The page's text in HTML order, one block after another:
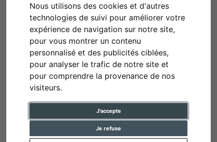
Nous utilisons des cookies et d'autres
technologies de suivi pour améliorer votre
expérience de navigation sur notre site,
pour vous montrer un contenu
personnalisé et des publicités ciblées,
pour analyser le trafic de notre site et
pour comprendre la provenance de nos
visiteurs.
J'accepte
Je refuse
Retour